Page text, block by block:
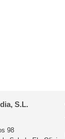
S.L.
98